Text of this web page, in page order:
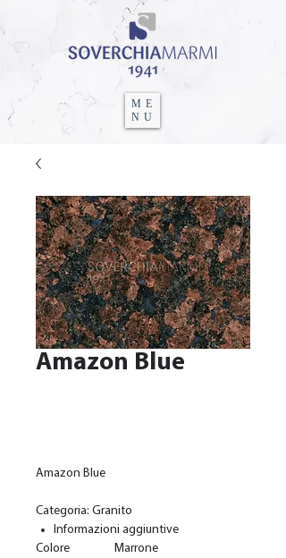
ME
NU
Amazon Blue
Amazon Blue
Categoria: Granito
Informazioni aggiuntive
Colore
Marrone